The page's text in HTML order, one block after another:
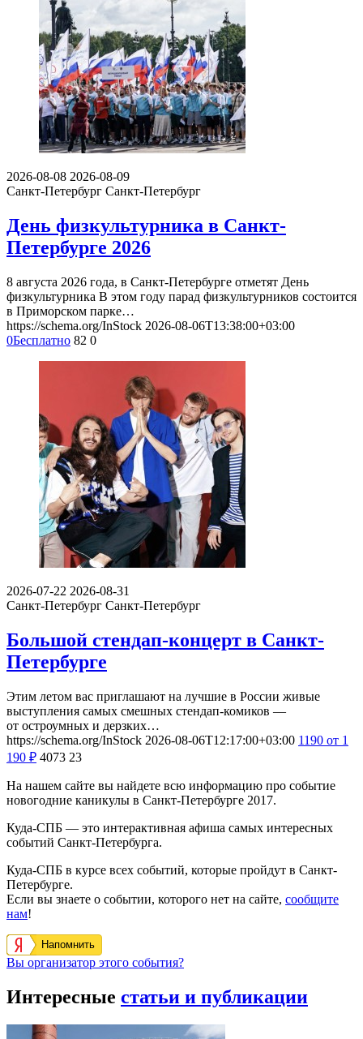
2026-08-08 2026-08-09
Санкт-Петербург Санкт-Петербург
День физкультурника в Санкт-
Петербурге 2026
8 августа 2026 года, в Санкт-Петербурге отметят День
физкультурника В этом году парад физкультурников состоится
в Приморском парке…
https://schema.org/InStock 2026-08-06T13:38:00+03:00
0Бесплатно 82 0
2026-07-22 2026-08-31
Санкт-Петербург Санкт-Петербург
Большой стендап-концерт в Санкт-
Петербурге
Этим летом вас приглашают на лучшие в России живые
выступления самых смешных стендап-комиков —
от остроумных и дерзких…
https://schema.org/InStock 2026-08-06T12:17:00+03:00 1190 от 1
190 ₽ 4073 23
На нашем сайте вы найдете всю информацию про событие
новогодние каникулы в Санкт-Петербурге 2017.
Куда-СПБ — это интерактивная афиша самых интересных
событий Санкт-Петербурга.
Куда-СПБ в курсе всех событий, которые пройдут в Санкт-
Петербурге.
Если вы знаете о событии, которого нет на сайте, сообщите
нам!
Напомнить
Вы организатор этого события?
Интересные статьи и публикации